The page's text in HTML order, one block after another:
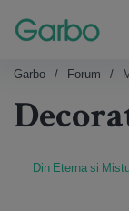
Garbo Forum
Din Eterna si